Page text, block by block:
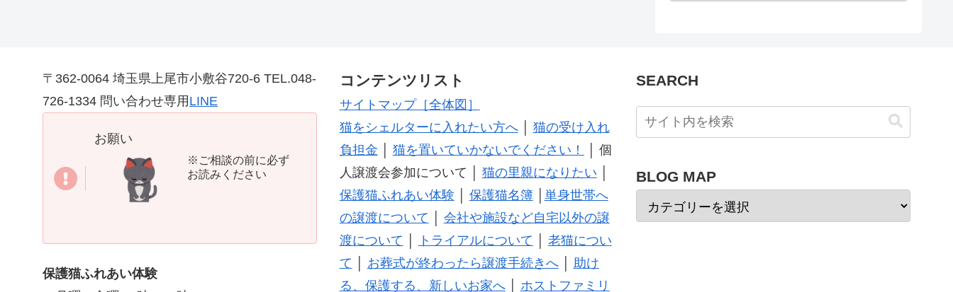
〒362-0064 埼玉県上尾市小敷谷720-6 TEL.048-
726-1334 問い合わせ専用 LINE
お願い
※ご相談の前に必ず
お読みください
保護猫ふれあい体験
コンテンツリスト
サイトマップ［全体図］
猫をシェルターに入れたい方へ│ 猫の受け入れ
負担金
猫を置いていかないでください！
│ 個
人譲渡会参加について │ 猫の里親になりたい
保護猫ふれあい体験
保護猫名簿│ 単身世帯へ
の譲渡について
会社や施設など自宅以外の譲
渡について
トライアルについて
老猫につい
て
お葬式が終わったら譲渡手続きへ│
助け
る、保護する、新しいお家へ│ ホストファミリ
SEARCH
BLOG MAP